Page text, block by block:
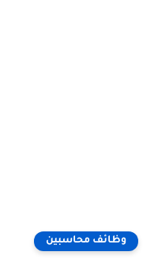
وظائف محاسبين